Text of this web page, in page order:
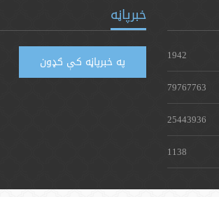
1942
79767763
25443936
1138
خبرپاڼه
په خبرپاڼه کې ګډون